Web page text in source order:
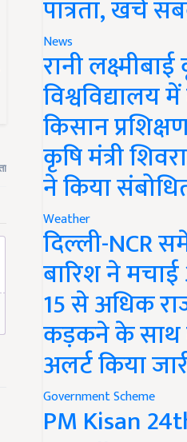
पात्रता, खर्च
News
रानी
विश्वविद्यालय
किसान
कृषि मंत्री
ने किया
Weather
दिल्ली-NCR
बारिश ने
15 से अधिक
कड़कने के साथ
अलर्ट किया
Government Scheme
PM Kisan